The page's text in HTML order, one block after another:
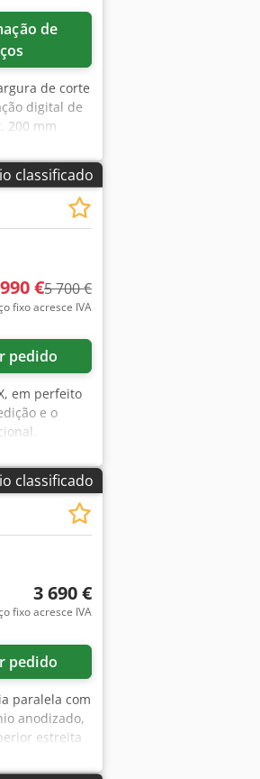
de corte
digital de
200 mm
Extensão
de
classificado
€5 700 €
fixo acresce IVA
pedido
em perfeito
e o
350 mm
foi
é
classificado
3 690 €
fixo acresce IVA
pedido
paralela com
anodizado,
estreita
largura de
bocal de